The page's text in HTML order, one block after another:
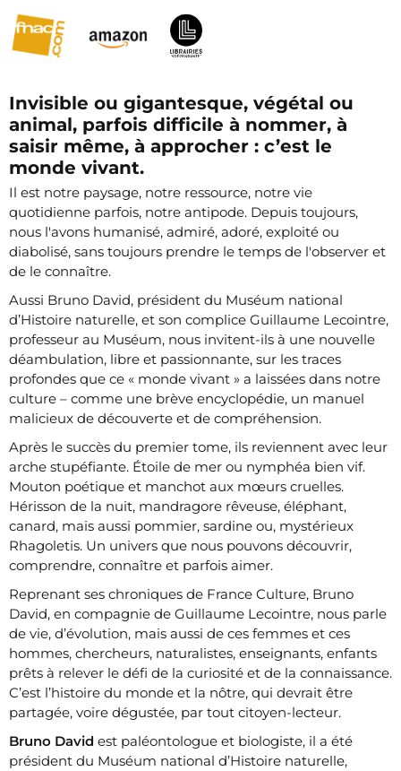
Invisible ou gigantesque, végétal ou
animal, parfois difficile à nommer, à
saisir même, à approcher : c’est le
monde vivant.
Il est notre paysage, notre ressource, notre vie
quotidienne parfois, notre antipode. Depuis toujours,
nous l'avons humanisé, admiré, adoré, exploité ou
diabolisé, sans toujours prendre le temps de l'observer et
de le connaître.
Aussi Bruno David, président du Muséum national
d’Histoire naturelle, et son complice Guillaume Lecointre,
professeur au Muséum, nous invitent-ils à une nouvelle
déambulation, libre et passionnante, sur les traces
profondes que ce « monde vivant » a laissées dans notre
culture – comme une brève encyclopédie, un manuel
malicieux de découverte et de compréhension.
Après le succès du premier tome, ils reviennent avec leur
arche stupéfiante. Étoile de mer ou nymphéa bien vif.
Mouton poétique et manchot aux mœurs cruelles.
Hérisson de la nuit, mandragore rêveuse, éléphant,
canard, mais aussi pommier, sardine ou, mystérieux
Rhagoletis. Un univers que nous pouvons découvrir,
comprendre, connaître et parfois aimer.
Reprenant ses chroniques de France Culture, Bruno
David, en compagnie de Guillaume Lecointre, nous parle
de vie, d’évolution, mais aussi de ces femmes et ces
hommes, chercheurs, naturalistes, enseignants, enfants
prêts à relever le défi de la curiosité et de la connaissance.
C’est l’histoire du monde et la nôtre, qui devrait être
partagée, voire dégustée, par tout citoyen-lecteur.
Bruno David est paléontologue et biologiste, il a été
président du Muséum national d’Histoire naturelle,